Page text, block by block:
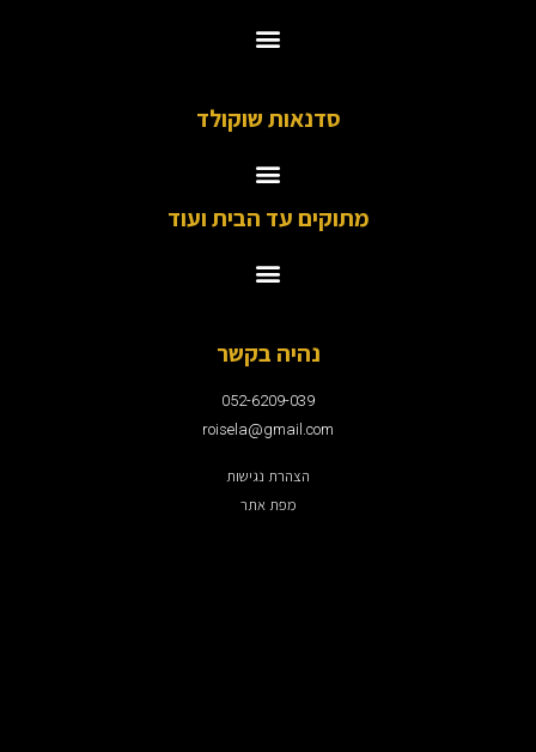
סדנאות שוקולד
מתוקים עד הבית ועוד
נהיה בקשר
052-6209-039
roisela@gmail.com
הצהרת נגישות
מפת אתר